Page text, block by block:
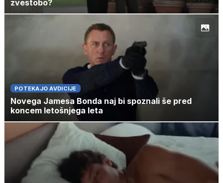
zvestobo?
POTEKAJO AVDICIJE
Novega Jamesa Bonda naj bi spoznali še pred
koncem letošnjega leta